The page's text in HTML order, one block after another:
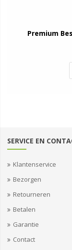
Premium
SERVICE EN
Klantenservice
Bezorgen
Retourneren
Betalen
Garantie
Contact